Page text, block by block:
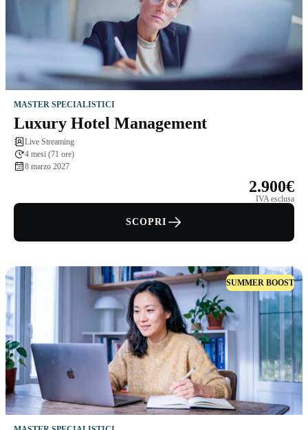
MASTER SPECIALISTICI
Luxury Hotel Management
Live Streaming
4 mesi (71 ore)
8 marzo 2027
2.900€
IVA esclusa
SCOPRI
SUMMER BOOST